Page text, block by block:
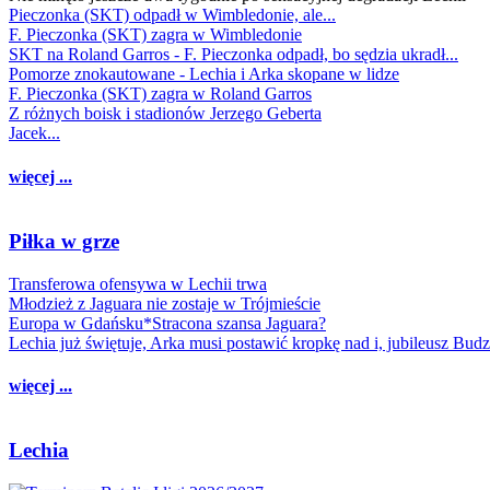
Pieczonka (SKT) odpadł w Wimbledonie, ale...
F. Pieczonka (SKT) zagra w Wimbledonie
SKT na Roland Garros - F. Pieczonka odpadł, bo sędzia ukradł...
Pomorze znokautowane - Lechia i Arka skopane w lidze
F. Pieczonka (SKT) zagra w Roland Garros
Z różnych boisk i stadionów Jerzego Geberta
Jacek...
więcej ...
Piłka w grze
Transferowa ofensywa w Lechii trwa
Młodzież z Jaguara nie zostaje w Trójmieście
Europa w Gdańsku*Stracona szansa Jaguara?
Lechia już świętuje, Arka musi postawić kropkę nad i, jubileusz
więcej ...
Lechia